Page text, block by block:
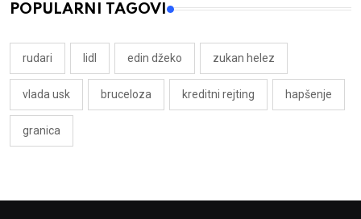
POPULARNI TAGOVI
rudari lidl edin džeko zukan helez
vlada usk bruceloza kreditni rejting hapšenje
granica